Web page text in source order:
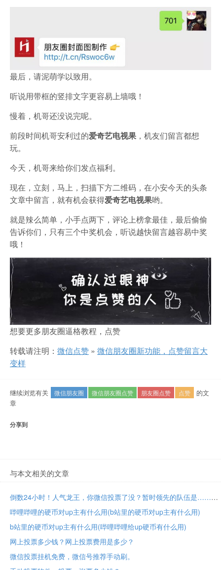
最后，请泥萌学以致用。
听说用带框的竖排文字更容易上墙哦！
慢着，机哥还没说完呢。
前段时间机哥安利过的爱奇艺电视果 ，机友们留言都想
玩。
今天，机哥来给你们发点福利。
现在，立刻，马上，扫描下方二维码，在小安今天的头条
文章中留言，就有机会获得爱奇艺电视果哟。
就是辣么简单，小手点两下，评论上榜拿最佳，最后偷偷
告诉你们，只有三个中奖机会，听说越快留言越容易中奖
哦！
想要更多朋友圈逼格教程，点赞
转载请注明： 微信点赞 » 微信朋友圈新功能，点赞留言大
变样
继续浏览有关 微信朋友圈 微信朋友圈点赞 朋友圈点赞 点赞
的文
章
分享到
与本文相关的文章
倒数24小时！人气龙王，你微信投票了没？暂时领先的队伍是……
哔哩哔哩的硬币对up主有什么用(b站里的硬币对up主有什么用)
b站里的硬币对up主有什么用(哔哩哔哩给up硬币有什么用)
网上投票多少钱？网上投票费用是多少？
微信投票挂机免费，微信号推荐手动刷。